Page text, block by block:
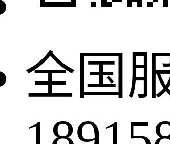
全国